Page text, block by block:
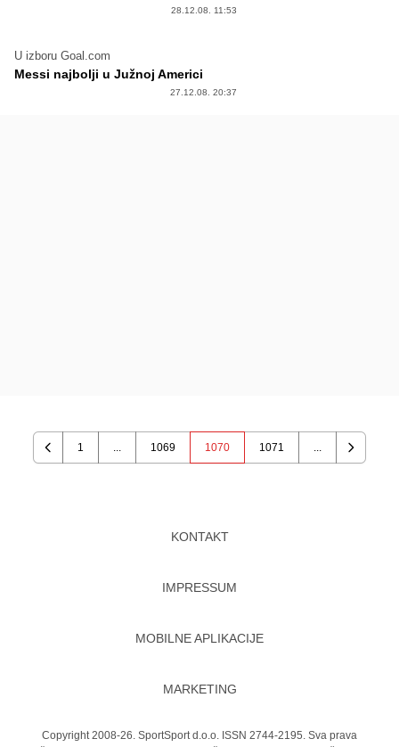
28.12.08. 11:53
U izboru Goal.com
Messi najbolji u Južnoj Americi
27.12.08. 20:37
Previous
1 ... 1069 1070 1071 ...
Next
KONTAKT
IMPRESSUM
MOBILNE APLIKACIJE
MARKETING
Copyright 2008-26. SportSport d.o.o. ISSN 2744-2195. Sva prava